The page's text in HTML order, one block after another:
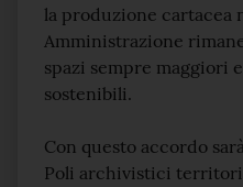
la produzione cartacea
Amministrazione
spazi sempre maggiori
sostenibili.
Con questo accordo
Poli archivistici